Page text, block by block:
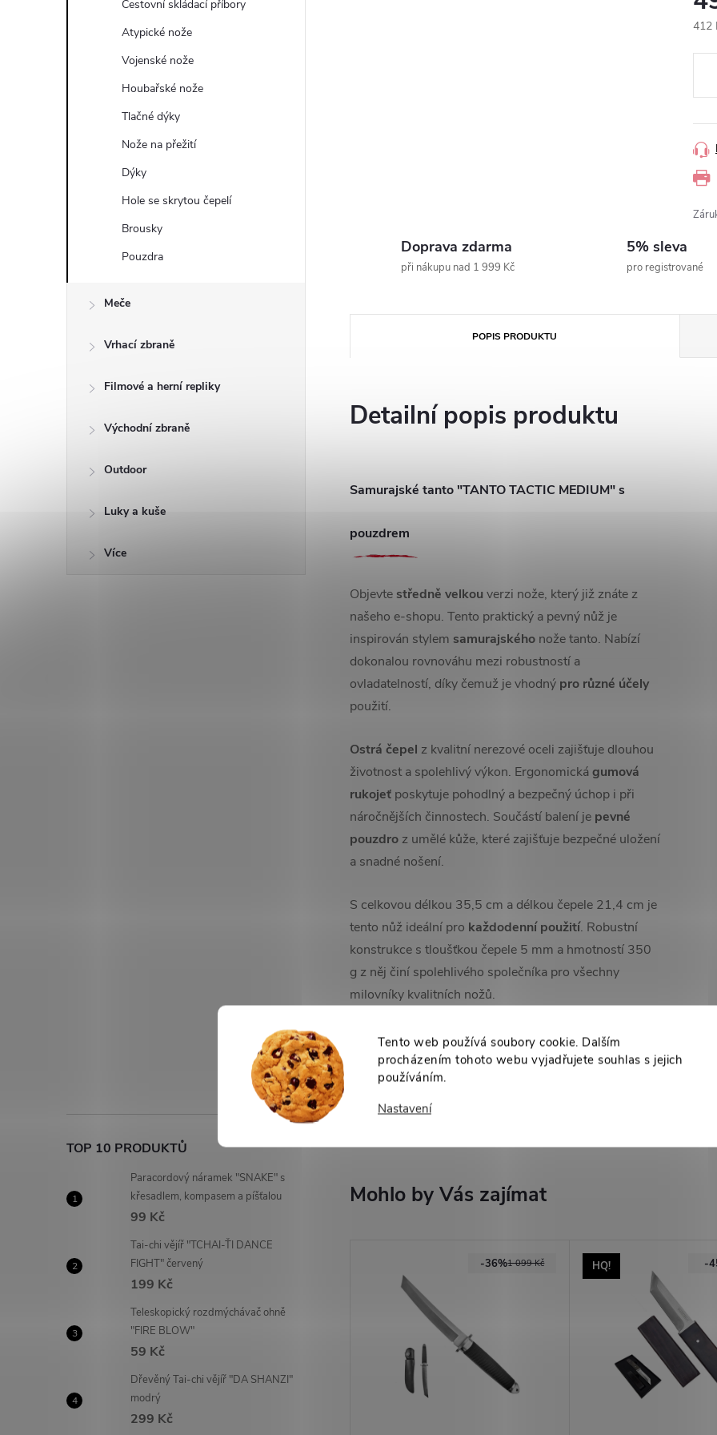
Tento web používá soubory cookie. Dalším
procházením tohoto webu vyjadřujete souhlas s jejich
používáním.
Nastavení
Cestovní skládací příbory
Atypické nože
Vojenské nože
Houbařské nože
Tlačné dýky
Nože na přežití
Dýky
Hole se skrytou čepelí
Brousky
Pouzdra
Meče
Vrhací zbraně
Filmové a herní repliky
Východní zbraně
Outdoor
Luky a kuše
Více
TOP 10 PRODUKTŮ
Paracordový náramek "SNAKE" s
křesadlem, kompasem a píšťalou
99 Kč
Tai-chi vějíř "TCHAI-ŤI DANCE
FIGHT" červený
199 Kč
Teleskopický rozdmýchávač ohně
"FIRE BLOW"
59 Kč
Dřevěný Tai-chi vějíř "DA SHANZI"
modrý
299 Kč
412
Doprava zdarma
při nákupu nad 1 999 Kč
5% sleva
pro registrované
POPIS PRODUKTU
Detailní popis produktu
Samurajské tanto "TANTO TACTIC MEDIUM" s
pouzdrem
Objevtestředně velkou verzi nože, který již znáte z
našeho e-shopu. Tento praktický a pevný nůž je
inspirován stylem samurajského nože tanto. Nabízí
dokonalou rovnováhu mezi robustností a
ovladatelností, díky čemuž je vhodný pro různé účely
použití.
Ostrá čepel z kvalitní nerezové oceli zajišťuje dlouhou
životnost a spolehlivý výkon. Ergonomickágumová
rukojeť poskytuje pohodlný a bezpečný úchop i při
náročnějších činnostech. Součástí balení je pevné
pouzdro z umělé kůže, které zajišťuje bezpečné uložení
a snadné nošení.
S celkovou délkou 35,5 cm a délkou čepele 21,4 cm je
tento nůž ideální pro každodenní použití. Robustní
konstrukce s tloušťkou čepele 5 mm a hmotností 350
g z něj činí spolehlivého společníka pro všechny
milovníky kvalitních nožů.
High-contrast mode
Mohlo by Vás zajímat
1 099 Kč
-36% HQ! -